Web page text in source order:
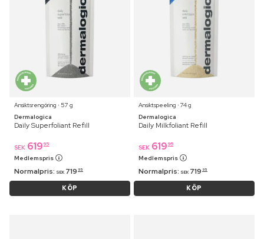
Ansiktsrengöring ⋅ 57 g
Dermalogica
Daily Superfoliant Refill
SEK 619 95
Medlemspris
Normalpris: SEK 719 95
KÖP
Ansiktspeeling ⋅ 74 g
Dermalogica
Daily Milkfoliant Refill
SEK 619 95
Medlemspris
Normalpris: SEK 719 95
KÖP